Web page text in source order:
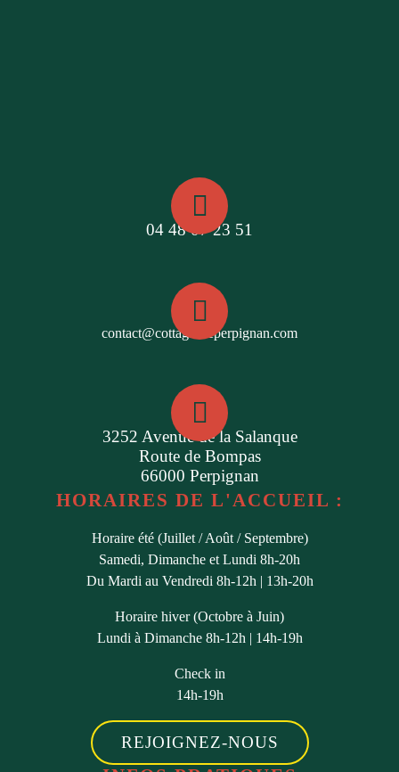
04 48 07 23 51
contact@cottagesdeperpignan.com
3252 Avenue de la Salanque
Route de Bompas
66000 Perpignan
HORAIRES DE L'ACCUEIL :
Horaire été (Juillet / Août / Septembre)
Samedi, Dimanche et Lundi 8h-20h
Du Mardi au Vendredi 8h-12h | 13h-20h
Horaire hiver (Octobre à Juin)
Lundi à Dimanche 8h-12h | 14h-19h
Check in
14h-19h
REJOIGNEZ-NOUS